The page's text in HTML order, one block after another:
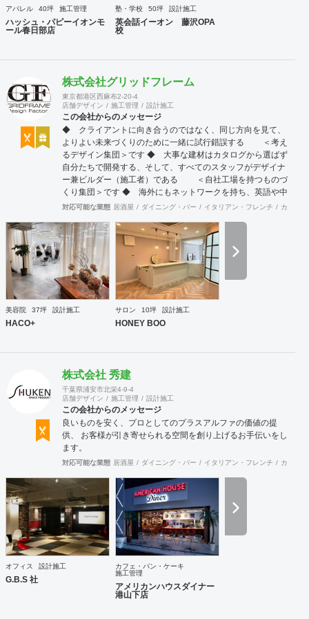
アパレル 40坪 施工管理
ハッシュ・パピーイオンモ
ール春日部店
塾・学校 50坪 設計施工
英会話イーオン 藤沢OPA
校
株式会社グリッドフレーム
東京都港区西麻布2-20-4
店舗デザイン
施工管理 設計施工
この会社からのメッセージ
◆ クライアントに向き合うのではなく、同じ方向を見て、
よりよい未来づくりのために一緒に試行錯誤する ＜考え
るデザイン集団＞です ◆ 大事な建材はカタログから選ばず
自分たちで開発する、そして、すべてのスタッフがデザイナ
ー兼ビルダー（施工者）である ＜自社工場を持つものづ
くり集団＞です ◆ 海外にもネットワークを持ち、英語や中
国語に堪能なスタッフたちが、海外から国内への出店をスム
工案件、設計＋造作物の案件、施工案件、造作物制作など、
多様な請負形態が可能です。工場では金属を中心にさまざま
な素材を用いた制作が可能で、例えば通常デザイン性とは無
縁な特定防火設備（鉄扉）などにも高いデザイン性を施すこ
とも可能です。 GRIDFRAME とりかえのきかない空間
https://gridframe.co.jp/ Synes(シネス) 霧のようなやわらか
込む空間 https://sotochiku.com/
対応可能な業態 居酒屋 ダイニング・バー イタリアン・フレンチ カフェ
美容院 37坪 設計施工
HACO+
サロン 10坪 設計施工
HONEY BOO
株式会社 秀建
千葉県浦安市北栄4-9-4
店舗デザイン
施工管理 設計施工
この会社からのメッセージ
良いものを安く、プロとしてのプラスアルファの価値の提
供、 お客様が引き寄せられる空間を創り上げるお手伝いをし
ます。
対応可能な業態 居酒屋 ダイニング・バー イタリアン・フレンチ カフェ
オフィス 設計施工
G.B.S 社
カフェ・パン・ケーキ
施工管理
アメリカンハウスダイナー
港山下店